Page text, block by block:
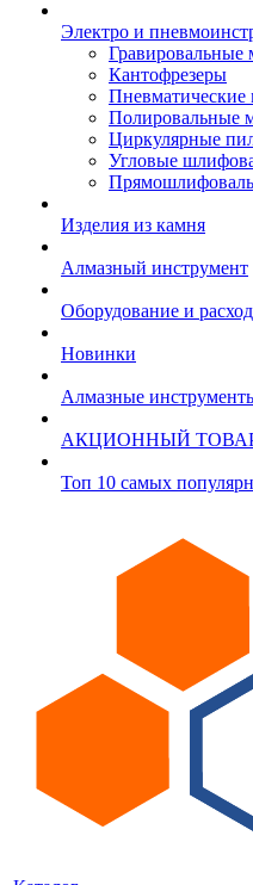
Электро и
Кантофрезеры
Циркулярные
Угловые
Изделия из камня
Алмазный инструмент
Оборудование и
Новинки
Алмазные
АКЦИОННЫЙ
Топ 10 самых